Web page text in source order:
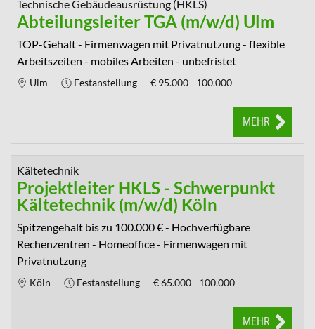
Technische Gebäudeausrüstung (HKLS)
Abteilungsleiter TGA (m/w/d) Ulm
TOP-Gehalt - Firmenwagen mit Privatnutzung - flexible
Arbeitszeiten - mobiles Arbeiten - unbefristet
Ulm Festanstellung € 95.000 - 100.000
MEHR
Kältetechnik
Projektleiter HKLS - Schwerpunkt
Kältetechnik (m/w/d) Köln
Spitzengehalt bis zu 100.000 € - Hochverfügbare
Rechenzentren - Homeoffice - Firmenwagen mit
Privatnutzung
Köln Festanstellung €65.000 - 100.000
MEHR